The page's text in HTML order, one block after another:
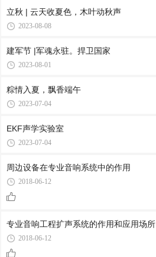
立秋 | 云天收夏色，木叶动秋声
2023-08-08
建军节 |军魂永驻。捍卫国家
2023-08-01
粽情入夏，飘香端午
2023-07-04
EKF声学实验室
2023-07-04
周边设备在专业音响系统中的作用
2018-06-12
专业音响工程扩声系统的作用和应用场所
2018-06-12